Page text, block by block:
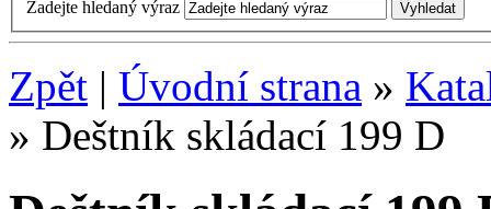
Zadejte hledaný výraz
Zpět | Úvodní strana »
» Deštník skládací 199 D